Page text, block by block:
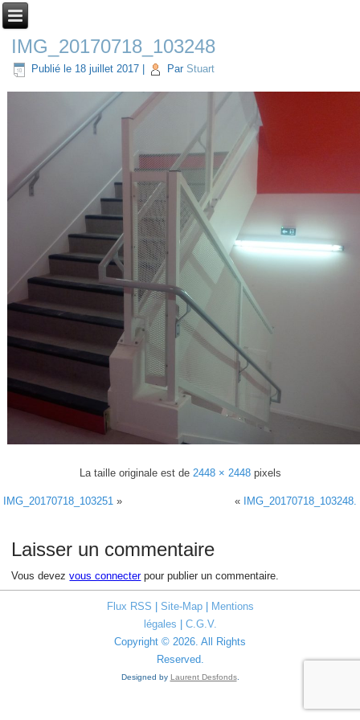
IMG_20170718_103248
Publié le 18 juillet 2017 Par Stuart
La taille originale est de 2448 × 2448pixels
IMG_20170718_103251 » « IMG_20170718_103248.
Laisser un commentaire
Vous devezvous connecterpour publier un commentaire.
Flux RSS Site-Map|
Mentions
légales
C.G.V.
Copyright © 2026. All Rights
Reserved.
Designed by Laurent Desfonds.